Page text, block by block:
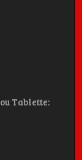
Tablette: